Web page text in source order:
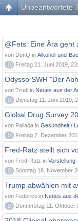
Unbeantwortete
@Fets: Eine Ära geht
von DonQ in Alkohol-und-
0
Freitag 21. Juni 2019,
Odysso SWR "Der
von Trudi in Neues aus der
0
Dienstag 11. Juni 2019,
Global Drug Survey
von Fallada in Gesundheit /
0
Freitag 7. Dezember
Fred-Ratz stellt sich
von Fred-Ratz in Vorstellung
0
Sonntag 18. November
Trump abwählen mit
von Federico in Neues aus
0
Donnerstag 11. Oktober